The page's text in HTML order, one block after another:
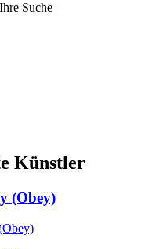
Suche
Künstler
(Obey)